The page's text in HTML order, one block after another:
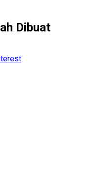
Dibuat